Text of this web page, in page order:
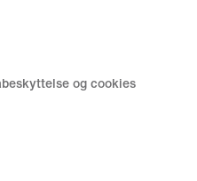
og cookies